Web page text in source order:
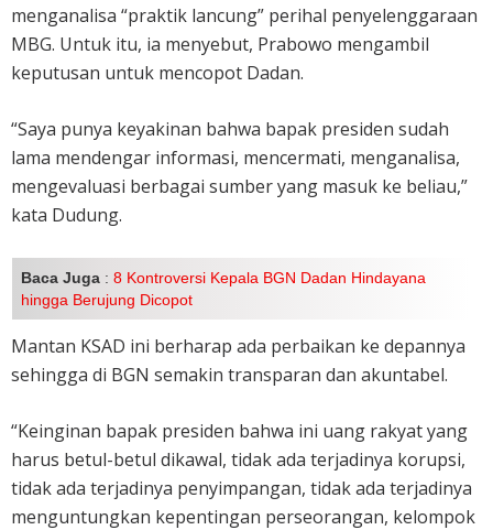
menganalisa “praktik lancung” perihal penyelenggaraan
MBG. Untuk itu, ia menyebut, Prabowo mengambil
keputusan untuk mencopot Dadan.
“Saya punya keyakinan bahwa bapak presiden sudah
lama mendengar informasi, mencermati, menganalisa,
mengevaluasi berbagai sumber yang masuk ke beliau,”
kata Dudung.
Baca Juga : 8 Kontroversi Kepala BGN Dadan Hindayana
hingga Berujung Dicopot
Mantan KSAD ini berharap ada perbaikan ke depannya
sehingga di BGN semakin transparan dan akuntabel.
“Keinginan bapak presiden bahwa ini uang rakyat yang
harus betul-betul dikawal, tidak ada terjadinya korupsi,
tidak ada terjadinya penyimpangan, tidak ada terjadinya
menguntungkan kepentingan perseorangan, kelompok